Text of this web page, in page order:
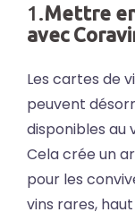
1.Mettre
avec
Les cartes de
peuvent
disponibles au
Cela crée un
pour les
vins rares,